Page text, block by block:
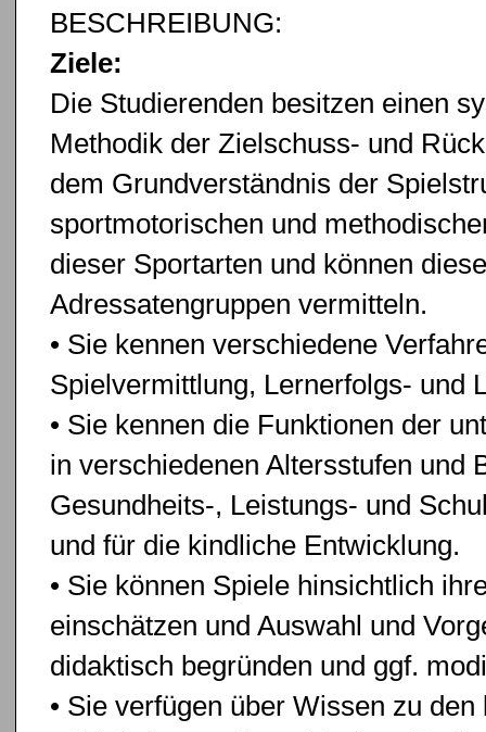
BESCHREIBUNG:
Ziele:
Die Studierenden besitzen einen
Methodik der Zielschuss- und
dem Grundverständnis der
sportmotorischen und
dieser Sportarten und können
Adressatengruppen vermitteln.
• Sie kennen verschiedene
Spielvermittlung, Lernerfolgs- und
• Sie kennen die Funktionen der
in verschiedenen Altersstufen und
Gesundheits-, Leistungs- und
und für die kindliche Entwicklung.
• Sie können Spiele hinsichtlich
einschätzen und Auswahl und
didaktisch begründen und ggf.
• Sie verfügen über Wissen zu